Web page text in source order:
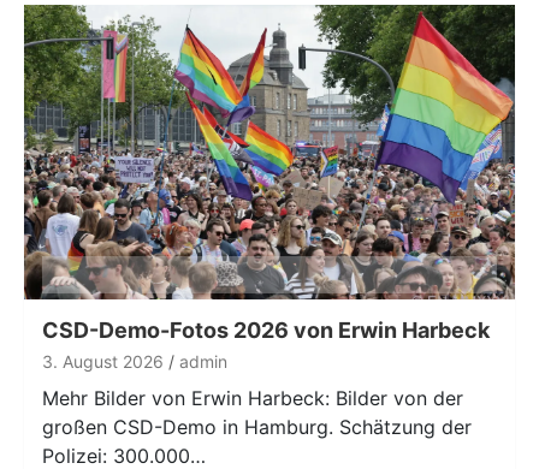
CSD-Demo-Fotos 2026 von Erwin Harbeck
3. August 2026 admin
Mehr Bilder von Erwin Harbeck: Bilder von der
großen CSD-Demo in Hamburg. Schätzung der
Polizei: 300.000…